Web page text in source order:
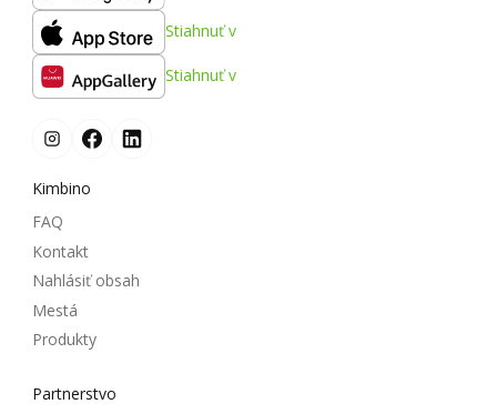
Stiahnuť v
Stiahnuť v
Kimbino
FAQ
Kontakt
Nahlásiť obsah
Mestá
Produkty
Partnerstvo